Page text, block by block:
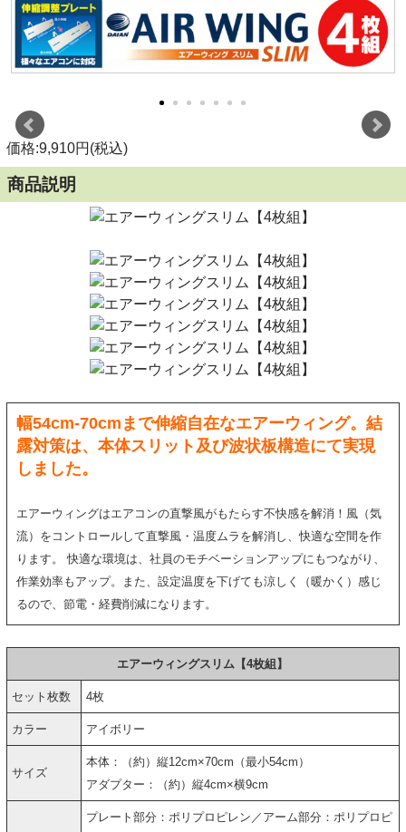
価格:9,910円(税込)
商品説明
幅54cm-70cmまで伸縮自在なエアーウィング。結
露対策は、本体スリット及び波状板構造にて実現
しました。
エアーウィングはエアコンの直撃風がもたらす不快感を解消！風（気
流）をコントロールして直撃風・温度ムラを解消し、快適な空間を作
ります。 快適な環境は、社員のモチベーションアップにもつながり、
作業効率もアップ。また、設定温度を下げても涼しく（暖かく）感じ
るので、節電・経費削減になります。
エアーウィングスリム【4枚組】
セット枚数 4枚
カラー アイボリー
サイズ
本体：（約）縦12cm×70cm（最小54cm）
アダプター：（約）縦4cm×横9cm
プレート部分：ポリプロピレン／アーム部分：ポリプロピ